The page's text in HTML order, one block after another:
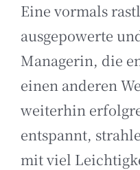
Eine vormals
ausgepowerte
Managerin, die
einen anderen
weiterhin
entspannt,
mit viel